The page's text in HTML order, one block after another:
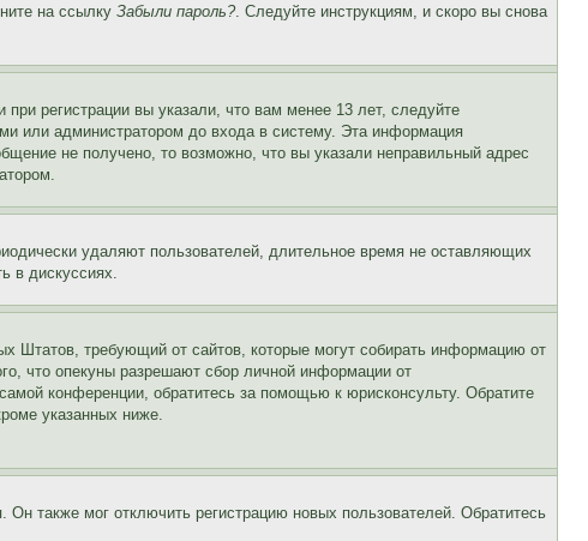
на ссылку Забыли пароль?. Следуйте инструкциям, и скоро вы снова
регистрации вы указали, что вам менее 13 лет, следуйте
или администратором до входа в систему. Эта информация
не получено, то возможно, что вы указали неправильный адрес
удаляют пользователей, длительное время не оставляющих
в дискуссиях.
Штатов, требующий от сайтов, которые могут собирать информацию от
что опекуны разрешают сбор личной информации от
конференции, обратитесь за помощью к юрисконсульту. Обратите
указанных ниже.
также мог отключить регистрацию новых пользователей. Обратитесь